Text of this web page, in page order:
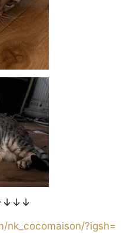
↓↓↓
nk_cocomaison/?igsh=